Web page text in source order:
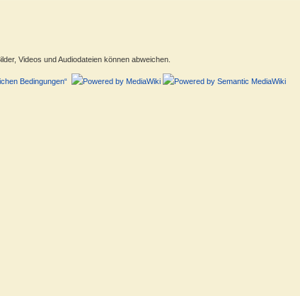
Videos und Audiodateien können abweichen.